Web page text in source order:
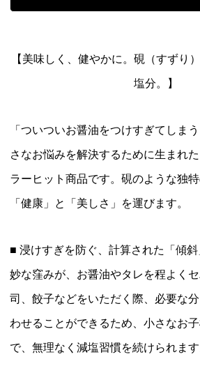
【美味しく、健やかに。硯（すずり
塩分。】
「ついついお醤油をつけすぎてしま
さなお悩みを解決するために生まれ
ラーヒット商品です。硯のような独
「健康」と「美しさ」を運びます。
■ 浸けすぎを防ぐ、計算された「傾
妙な窪みが、お醤油やタレを程よく
司、餃子などをいただく際、必要な
わせることができるため、小さなお
で、無理なく減塩習慣を続けられます